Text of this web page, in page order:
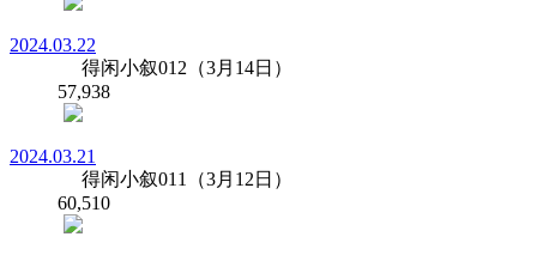
2024.03.22
得闲小叙012（3月14日）
57,938
2024.03.21
得闲小叙011（3月12日）
60,510